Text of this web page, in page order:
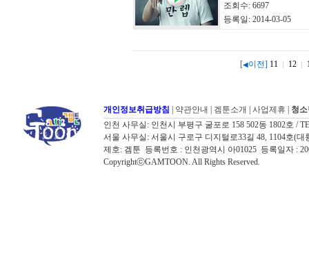
조회수: 6697
등록일: 2014-03-05
[◀이전] 11 12
개인정보취급방침 약관안내 겜툰소개 사업제휴
청
인천 사무실: 인천시 부평구 굴포로 158 502동 1802호 /
서울 사무실: 서울시 구로구 디지털로33길 48, 1104호(대
제호: 겜툰 등록번호 : 인천광역시 아01025 등록일자 :
CopyrightⓒGAMTOON. All Rights Reserved.